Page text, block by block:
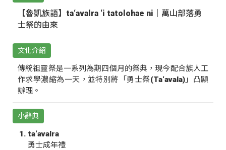
【魯凱族語】ta‘avalra ‘i tatolohae ni｜萬山部落勇
士祭的由來
文化介紹
傳統祖靈祭是一系列為期四個月的祭典，現今配合族人工
作求學濃縮為一天，並特別將「勇士祭(Ta‘avala)」凸顯
辦理。
小辭典
ta‘avalra
勇士成年禮